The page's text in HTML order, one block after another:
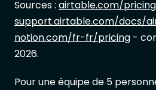
Sources : airtable.com/pricing
support.airtable.com/docs/
notion.com/fr-fr/pricing -
2026.
Pour une équipe de 5